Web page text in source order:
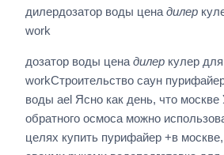
дилердозатор воды цена дилер
work
дозатор воды цена дилер кулер
workСтроительство саун
воды ael Ясно как день, что москве
обратного осмоса можно
целях купить пурифайер +в